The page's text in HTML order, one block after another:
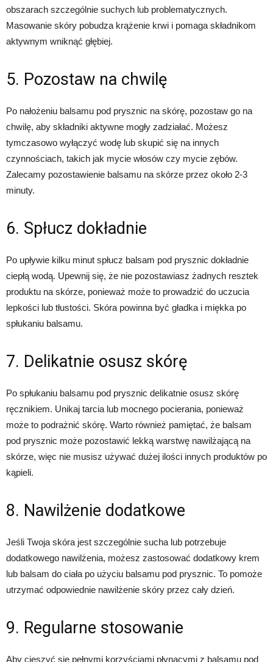
obszarach szczególnie suchych lub problematycznych.
Masowanie skóry pobudza krążenie krwi i pomaga składnikom
aktywnym wniknąć głębiej.
5. Pozostaw na chwilę
Po nałożeniu balsamu pod prysznic na skórę, pozostaw go na
chwilę, aby składniki aktywne mogły zadziałać. Możesz
tymczasowo wyłączyć wodę lub skupić się na innych
czynnościach, takich jak mycie włosów czy mycie zębów.
Zalecamy pozostawienie balsamu na skórze przez około 2-3
minuty.
6. Spłucz dokładnie
Po upływie kilku minut spłucz balsam pod prysznic dokładnie
ciepłą wodą. Upewnij się, że nie pozostawiasz żadnych resztek
produktu na skórze, ponieważ może to prowadzić do uczucia
lepkości lub tłustości. Skóra powinna być gładka i miękka po
spłukaniu balsamu.
7. Delikatnie osusz skórę
Po spłukaniu balsamu pod prysznic delikatnie osusz skórę
ręcznikiem. Unikaj tarcia lub mocnego pocierania, ponieważ
może to podrażnić skórę. Warto również pamiętać, że balsam
pod prysznic może pozostawić lekką warstwę nawilżającą na
skórze, więc nie musisz używać dużej ilości innych produktów po
kąpieli.
8. Nawilżenie dodatkowe
Jeśli Twoja skóra jest szczególnie sucha lub potrzebuje
dodatkowego nawilżenia, możesz zastosować dodatkowy krem
lub balsam do ciała po użyciu balsamu pod prysznic. To pomoże
utrzymać odpowiednie nawilżenie skóry przez cały dzień.
9. Regularne stosowanie
Aby cieszyć się pełnymi korzyściami płynącymi z balsamu pod